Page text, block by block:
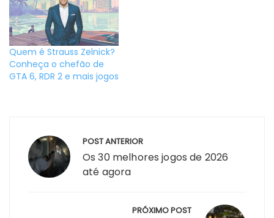
Quem é Strauss Zelnick?
Conheça o chefão de
GTA 6, RDR 2 e mais jogos
de
Post
POST ANTERIOR
Os 30 melhores jogos de 2026
até agora
PRÓXIMO POST